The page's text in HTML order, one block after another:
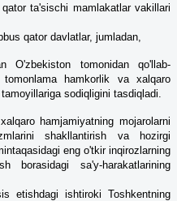
ta'sischi mamlakatlar vakillari
qator davlatlar, jumladan,
O'zbekiston tomonidan qo'llab-
hamkorlik va xalqaro
sodiqligini tasdiqladi.
hamjamiyatning mojarolarni
shakllantirish va hozirgi
eng o'tkir inqirozlarning
borasidagi sa'y-harakatlarining
etishdagi ishtiroki Toshkentning